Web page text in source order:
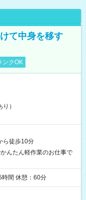
て中身を移す
ンクOK
）
ら徒歩10分
んたん軽作業のお仕事で
時間 休憩：60分